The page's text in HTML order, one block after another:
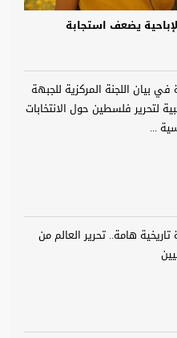
يضعف استجابة
في بيان اللجنة المركزية للجبهة
لتحرير فلسطين حول الانتخابات
...
تاريخية هامة.. تحرير العالم من